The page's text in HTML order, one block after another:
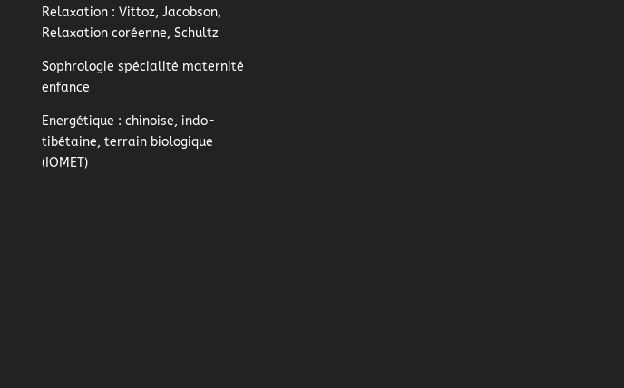
Relaxation: Vittoz, Jacobson,
Relaxation coréenne, Schultz
Sophrologie spécialité maternité
enfance
Energétique : chinoise, indo-
tibétaine, terrain biologique
(IOMET)